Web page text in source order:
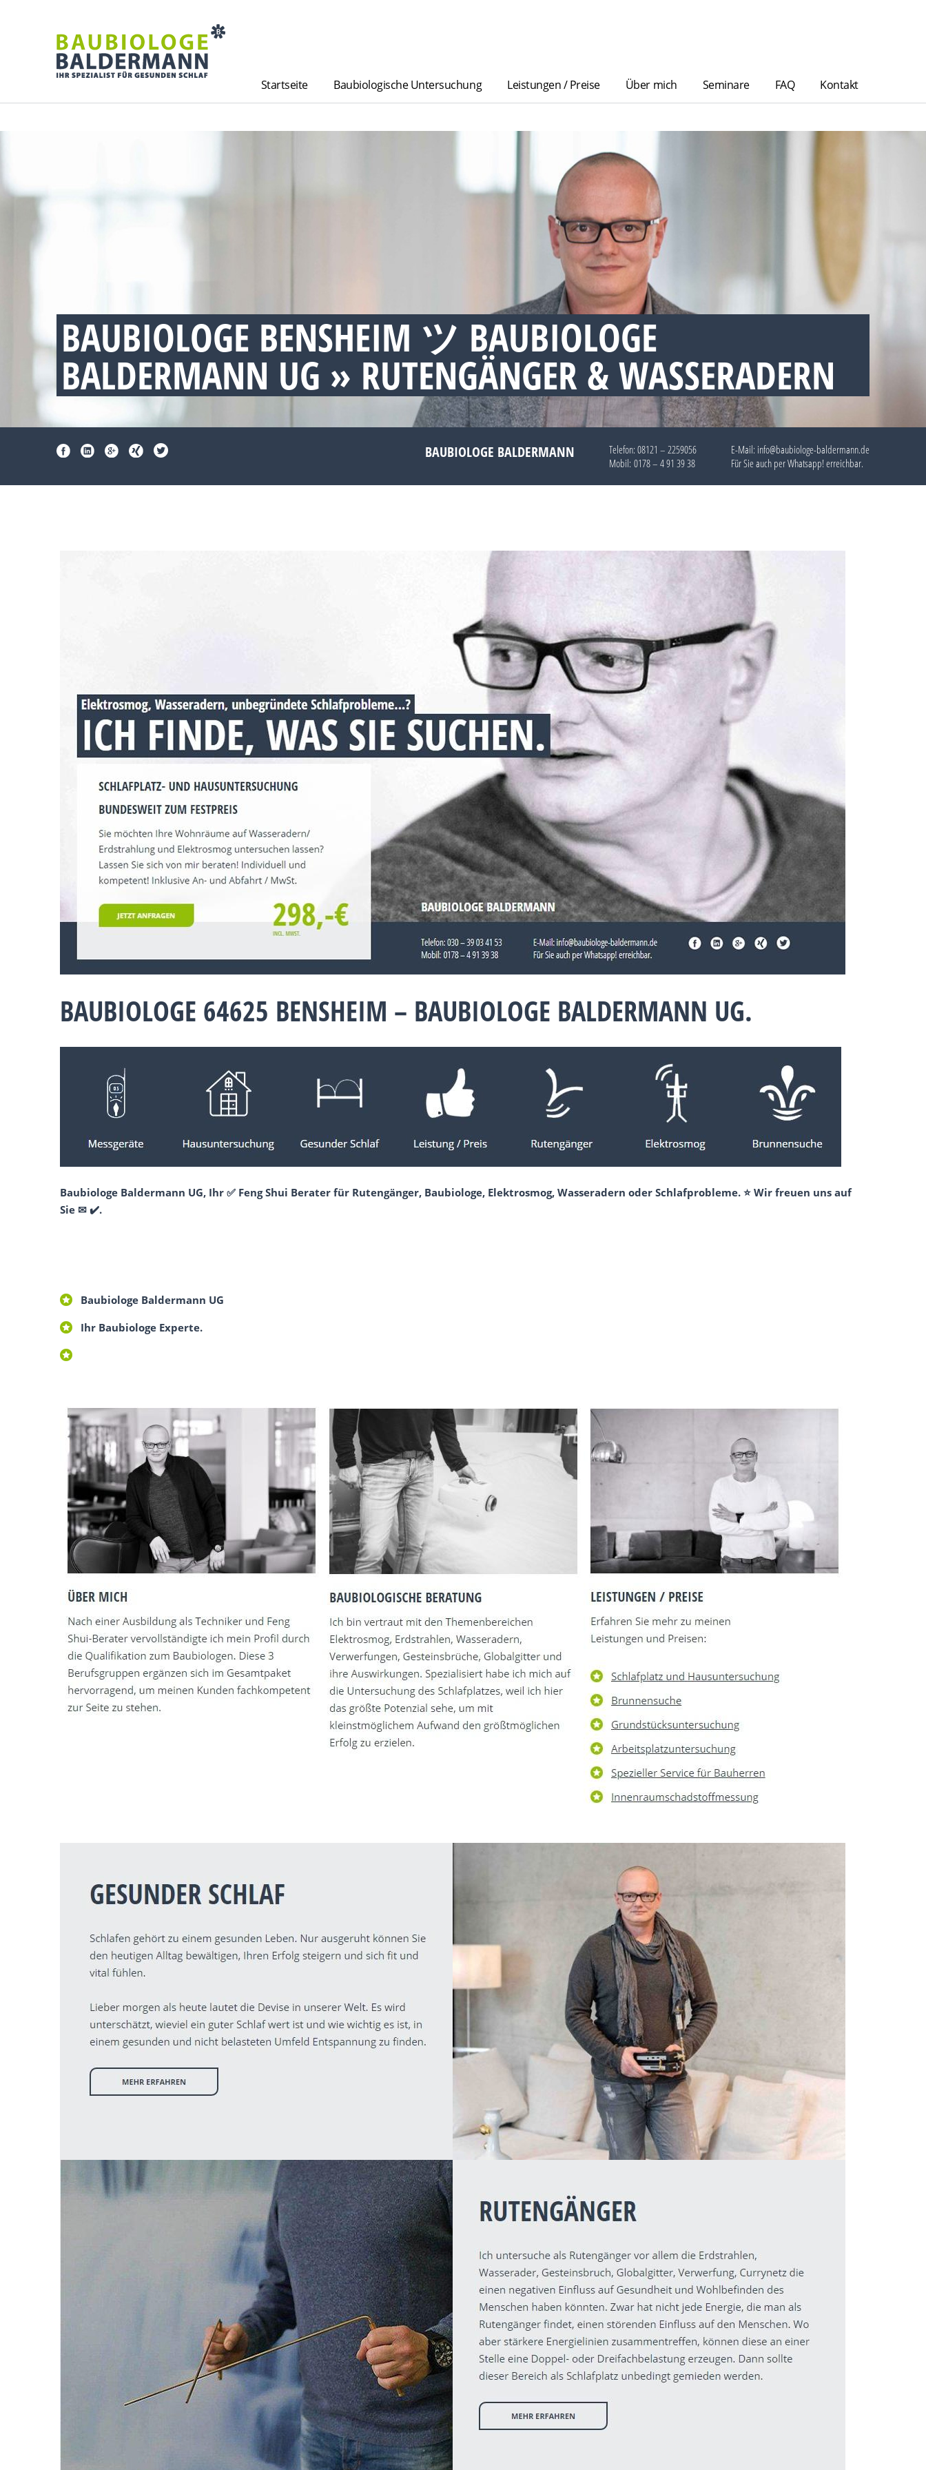
Startseite Baubiologische Untersuchung Leistungen / Preise Über mich Seminare FAQ Kontakt
BAUBIOLOGE BENSHEIM ツ BAUBIOLOGE
BALDERMANN UG » RUTENGÄNGER & WASSERADERN
BAUBIOLOGE BALDERMANN Telefon: 08121 – 2259056
Mobil: 0178 – 4 91 39 38
E-Mail: info@baubiologe-baldermann.de
Für Sie auch perWhatsapp!erreichbar.
BAUBIOLOGE 64625 BENSHEIM – BAUBIOLOGE BALDERMANN UG.
Baubiologe Baldermann UG, Ihr ✅ Feng Shui Berater für Rutengänger, Baubiologe, Elektrosmog, Wasseradern oder Schlafprobleme. ⭐ Wir freuen uns auf
Sie ✉ ✔️.
Baubiologe Baldermann UG
Ihr Baubiologe Experte.